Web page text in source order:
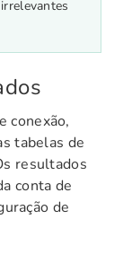
conexão,
tabelas de
resultados
conta de
de